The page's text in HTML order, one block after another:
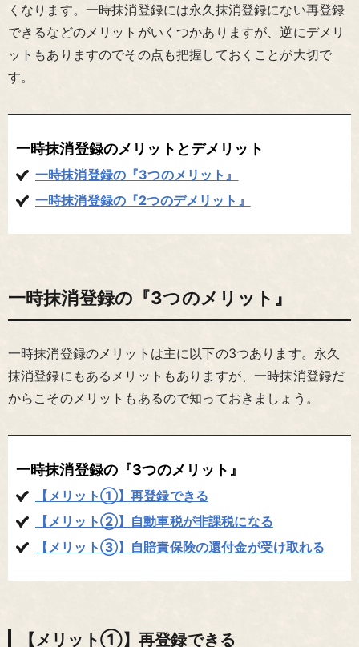
くなります。一時抹消登録には永久抹消登録にない再登録
できるなどのメリットがいくつかありますが、逆にデメリ
ットもありますのでその点も把握しておくことが大切で
す。
一時抹消登録のメリットとデメリット
一時抹消登録の『3つのメリット』
一時抹消登録の『2つのデメリット』
一時抹消登録の『3つのメリット』
一時抹消登録のメリットは主に以下の3つあります。永久
抹消登録にもあるメリットもありますが、一時抹消登録だ
からこそのメリットもあるので知っておきましょう。
一時抹消登録の『3つのメリット』
【メリット①】再登録できる
【メリット②】自動車税が非課税になる
【メリット③】自賠責保険の還付金が受け取れる
【メリット①】再登録できる